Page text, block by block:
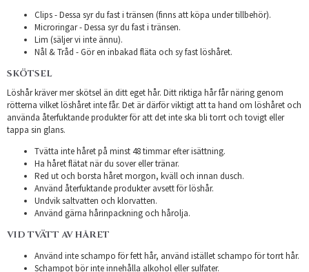
Clips - Dessa syr du fast i tränsen (finns att köpa under tillbehör).
Microringar - Dessa syr du fast i tränsen.
Lim (säljer vi inte ännu).
Nål & Tråd - Gör en inbakad fläta och sy fast löshåret.
SKÖTSEL
Löshår kräver mer skötsel än ditt eget hår. Ditt riktiga hår får näring genom
rötterna vilket löshåret inte får. Det är därför viktigt att ta hand om löshåret och
använda återfuktande produkter för att det inte ska bli torrt och tovigt eller
tappa sin glans.
Tvätta inte håret på minst 48 timmar efter isättning.
Ha håret flätat när du sover eller tränar.
Red ut och borsta håret morgon, kväll och innan dusch.
Använd återfuktande produkter avsett för löshår.
Undvik saltvatten och klorvatten.
Använd gärna hårinpackning och hårolja.
VID TVÄTT AV HÅRET
Använd inte schampo för fett hår, använd istället schampo för torrt hår.
Schampot bör inte innehålla alkohol eller sulfater.